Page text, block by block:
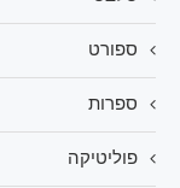
ספורט
ספרות
פוליטיקה